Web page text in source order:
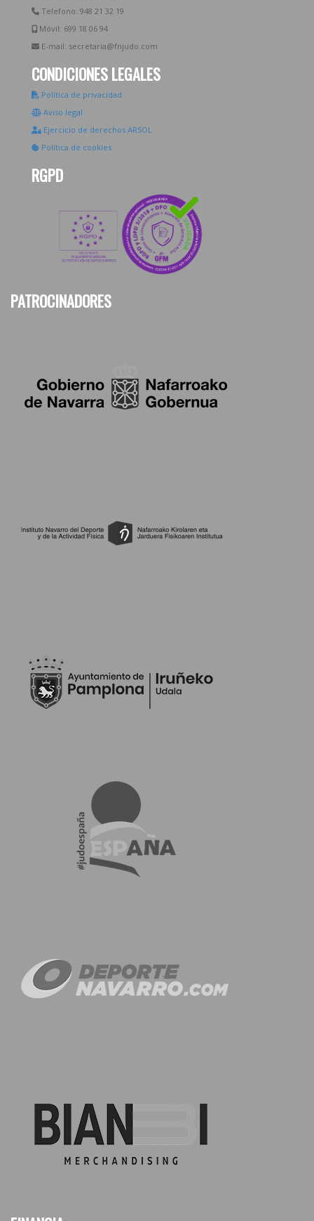
Telefono: 948 21 32 19
Móvil: 699 18 06 94
E-mail: secretaria@fnjudo.com
CONDICIONES LEGALES
Política de privacidad
Aviso legal
Ejercicio de derechos ARSOL
Política de cookies
RGPD
PATROCINADORES